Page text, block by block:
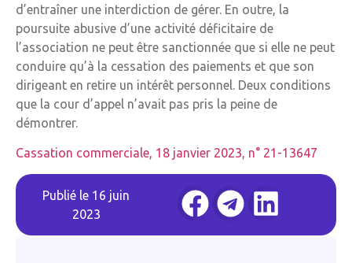
d’entraîner une interdiction de gérer. En outre, la
poursuite abusive d’une activité déficitaire de
l’association ne peut être sanctionnée que si elle ne peut
conduire qu’à la cessation des paiements et que son
dirigeant en retire un intérêt personnel. Deux conditions
que la cour d’appel n’avait pas pris la peine de
démontrer.
Cassation commerciale, 18 janvier 2023, n° 21-13647
Publié le 16 juin
2023